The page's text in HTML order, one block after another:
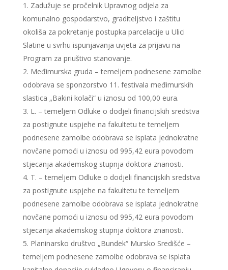
Zadužuje se pročelnik Upravnog odjela za
komunalno gospodarstvo, graditeljstvo i zaštitu
okoliša za pokretanje postupka parcelacije u Ulici
Slatine u svrhu ispunjavanja uvjeta za prijavu na
Program za priuštivo stanovanje.
Međimurska gruda – temeljem podnesene zamolbe
odobrava se sponzorstvo 11. festivala međimurskih
slastica „Bakini kolači“ u iznosu od 100,00 eura.
L. – temeljem Odluke o dodjeli financijskih sredstva
za postignute uspjehe na fakultetu te temeljem
podnesene zamolbe odobrava se isplata jednokratne
novčane pomoći u iznosu od 995,42 eura povodom
stjecanja akademskog stupnja doktora znanosti.
T. – temeljem Odluke o dodjeli financijskih sredstva
za postignute uspjehe na fakultetu te temeljem
podnesene zamolbe odobrava se isplata jednokratne
novčane pomoći u iznosu od 995,42 eura povodom
stjecanja akademskog stupnja doktora znanosti.
Planinarsko društvo „Bundek“ Mursko Središće –
temeljem podnesene zamolbe odobrava se isplata